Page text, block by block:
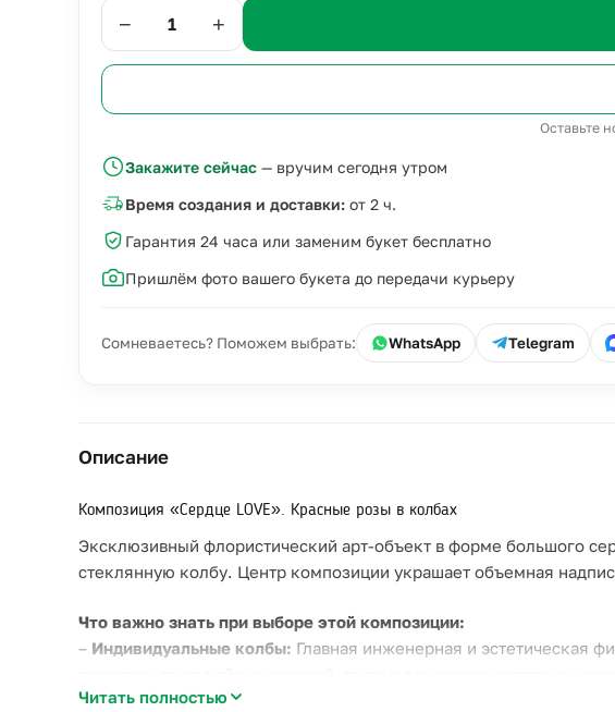
− +
Оставьте
Закажите сейчас — вручим сегодня утром
Время создания и доставки: от 2 ч.
Гарантия 24 часа или заменим букет бесплатно
Пришлём фото вашего букета до передачи курьеру
Сомневаетесь? Поможем выбрать: WhatsApp Telegram
Описание
Композиция «Сердце LOVE». Красные розы в колбах
Эксклюзивный флористический арт-объект в форме большого
стеклянную колбу. Центр композиции украшает объемная
Что важно знать при выборе этой композиции:
– Индивидуальные колбы: Главная инженерная и эстетическая
–Идеальная геометрия:
Читать полностью